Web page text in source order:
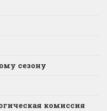
сезону
комиссия